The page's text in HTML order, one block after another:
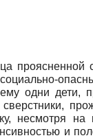
одни дети,
несмотря на
и